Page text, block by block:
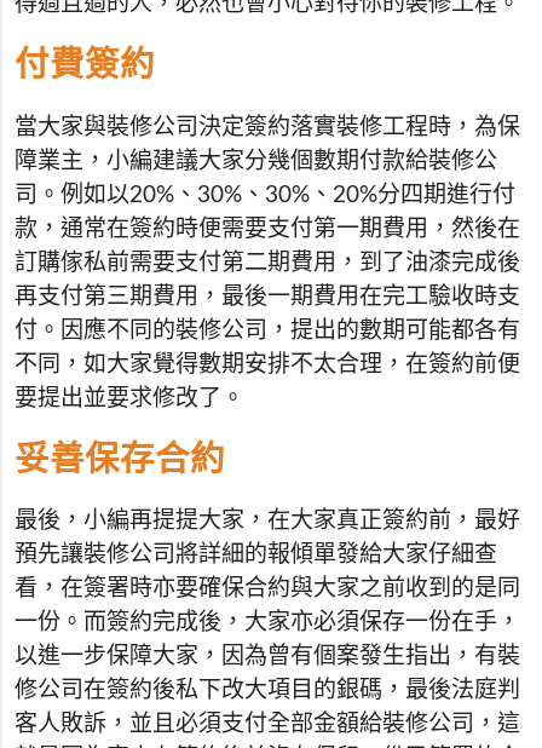
付費簽約
當大家與裝修公司決定簽約落實裝修工程時，為保
障業主，小編建議大家分幾個數期付款給裝修公
司。例如以20%、30%、30%、20%分四期進行付
款，通常在簽約時便需要支付第一期費用，然後在
訂購傢私前需要支付第二期費用，到了油漆完成後
再支付第三期費用，最後一期費用在完工驗收時支
付。因應不同的裝修公司，提出的數期可能都各有
不同，如大家覺得數期安排不太合理，在簽約前便
要提出並要求修改了。
妥善保存合約
最後，小編再提提大家，在大家真正簽約前，最好
預先讓裝修公司將詳細的報傾單發給大家仔細查
看，在簽署時亦要確保合約與大家之前收到的是同
一份。而簽約完成後，大家亦必須保存一份在手，
以進一步保障大家，因為曾有個案發生指出，有裝
修公司在簽約後私下改大項目的銀碼，最後法庭判
客人敗訴，並且必須支付全部金額給裝修公司，這